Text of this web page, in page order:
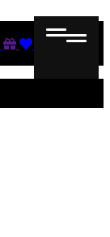
Gutscheine
Wunschliste
Warenkorb